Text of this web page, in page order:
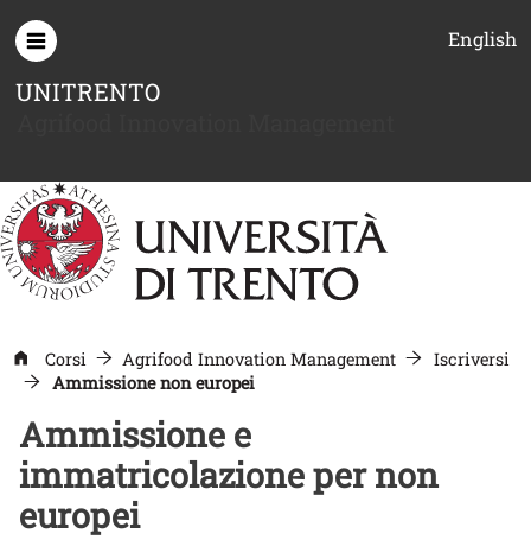
English
UNITRENTO
Corsi Agrifood Innovation Management
Iscriversi
Ammissione non europei
Ammissione e
immatricolazione per non
europei